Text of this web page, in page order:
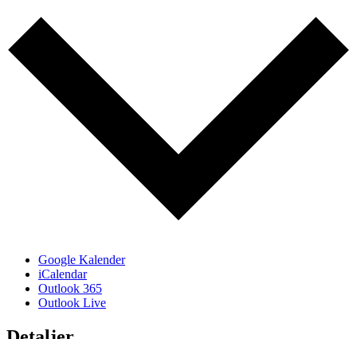
Google Kalender
iCalendar
Outlook 365
Outlook Live